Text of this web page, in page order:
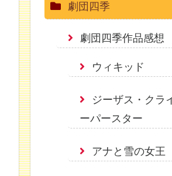
劇団四季
劇団四季作品感想
ウィキッド
ジーザス・クラ
ーパースター
アナと雪の女王